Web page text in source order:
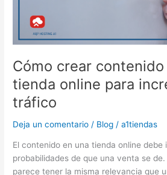
Cómo crear contenido
tienda online para
tráfico
Deja un comentario / Blog /a1tiendas
El contenido en una tienda online debe
probabilidades de que una venta se
parece tener la misma relevancia que
para
incrementar
el